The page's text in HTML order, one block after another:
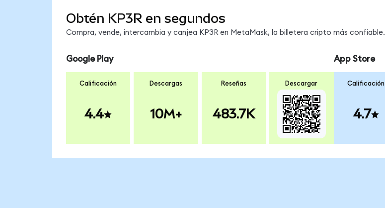
Obtén KP3R en segundos
Compra, vende, intercambia y canjea KP3R en MetaMask, la billetera cripto más confiable.
Google Play
Calificación
4.4
Descargas
10M+
Reseñas
483.7K
Descargar
App Store
Calificación
4.7